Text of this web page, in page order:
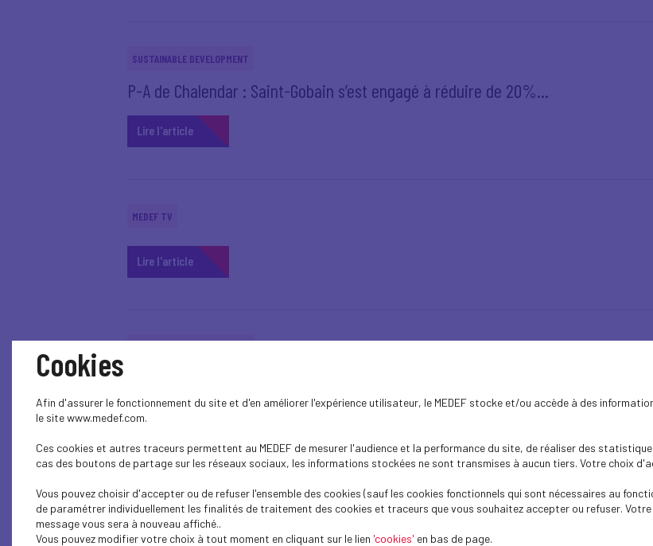
SUSTAINABLE DEVELOPMENT
P-A de Chalendar : Saint-Gobain s’est engagé à réduire de 20%...
Lire l'article
MEDEF TV
Lire l'article
Lire l'article
SUSTAINABLE DEVELOPMENT
Cookies
Afin d'assurer le fonctionnement du site et d'en améliorer l'expérience utilisateur, le MEDEF stocke et/ou accède à des
le site www.medef.com.
Ces cookies et autres traceurs permettent au MEDEF de mesurer l'audience et la performance du site, de réaliser des
cas des boutons de partage sur les réseaux sociaux, les informations stockées ne sont transmises à aucun tiers. Votre choix
Vous pouvez choisir d'accepter ou de refuser l'ensemble des cookies (sauf les cookies fonctionnels qui sont nécessaires au
de paramétrer individuellement les finalités de traitement des cookies et traceurs que vous souhaitez accepter ou refuser.
message vous sera à nouveau affiché..
Vous pouvez modifier votre choix à tout moment en cliquant sur le lien 'cookies' en bas de page.